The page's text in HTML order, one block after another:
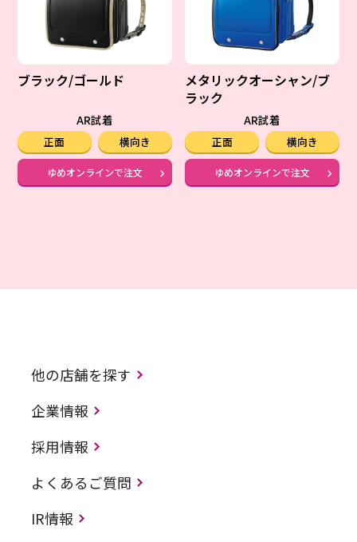
ブラック/ゴールド
AR試着
正面 横向き
ゆめオンラインで注文
メタリックオーシャン/ブ
ラック
AR試着
正面 横向き
ゆめオンラインで注文
他の店舗を探す
企業情報
採用情報
よくあるご質問
IR情報